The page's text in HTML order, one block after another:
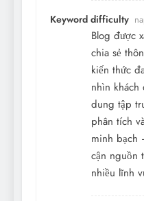
Keyword difficulty
Blog được
chia sẻ
kiến thức
nhìn
dung tập
phân tích
minh bạch
cận nguồn
nhiều lĩnh